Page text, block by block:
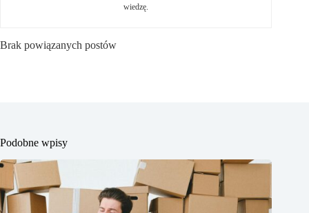
wiedzę.
Brak powiązanych postów
Podobne wpisy